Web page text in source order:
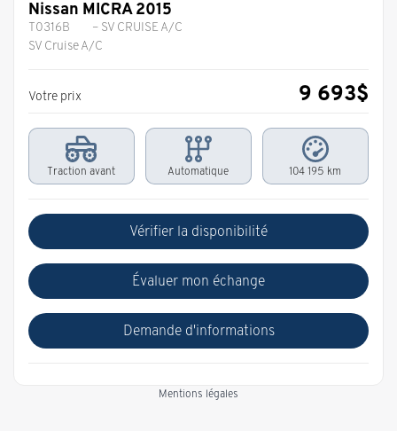
Nissan MICRA 2015
T0316B
– SV CRUISE A/C
SV Cruise A/C
Votre prix 9 693$
Traction avant Automatique 104 195 km
Vérifier la disponibilité
Évaluer mon échange
Demande d'informations
Mentions légales